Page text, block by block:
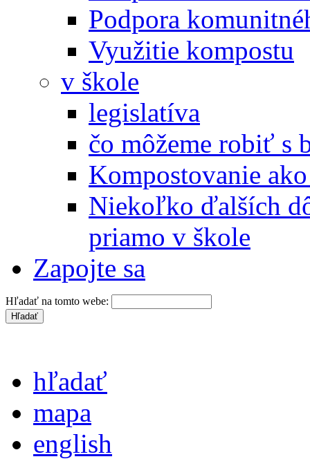
Podpora
Využitie kompostu
v škole
legislatíva
čo môžeme robiť s
Kompostovanie
Niekoľko ďalších
priamo v škole
Zapojte sa
Hľadať na tomto webe:
hľadať
mapa
english